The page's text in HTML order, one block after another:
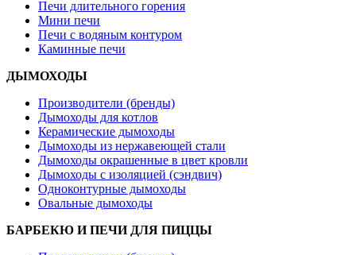
Печи длительного горения
Мини печи
Печи с водяным контуром
Каминные печи
ДЫМОХОДЫ
Производители (бренды)
Дымоходы для котлов
Керамические дымоходы
Дымоходы из нержавеющей стали
Дымоходы окрашенные в цвет кровли
Дымоходы с изоляцией (сэндвич)
Одноконтурные дымоходы
Овальные дымоходы
БАРБЕКЮ И ПЕЧИ ДЛЯ ПИЦЦЫ